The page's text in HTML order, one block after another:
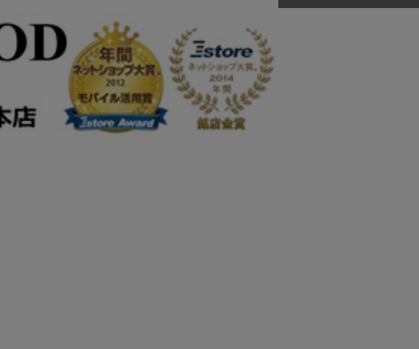
666
正規取扱店